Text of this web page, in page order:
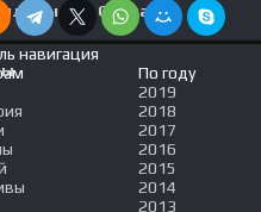
Сериалы
навигация
По году
2019
2018
2017
2016
2015
2014
2013